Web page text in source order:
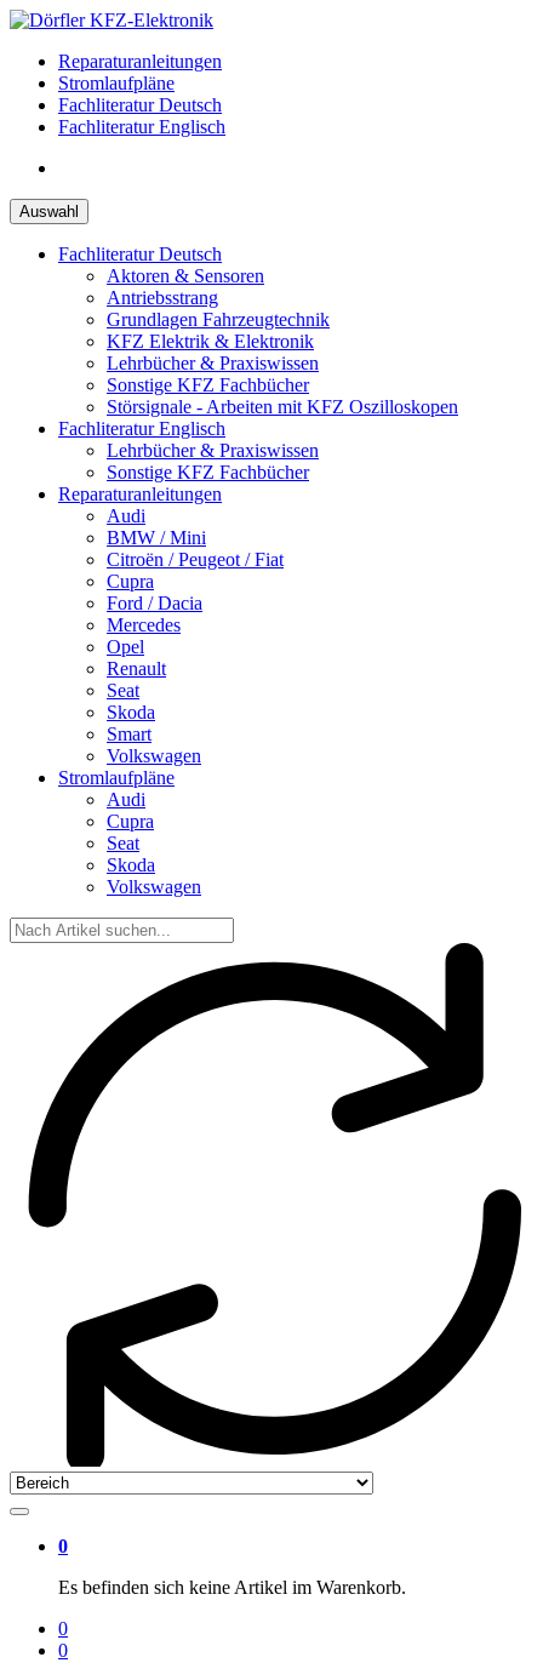
Zum
springenReparaturanleitungen
Stromlaufpläne
Fachliteratur Deutsch
Fachliteratur Englisch
Auswahl
Fachliteratur Deutsch
Aktoren & Sensoren
Antriebsstrang
Grundlagen Fahrzeugtechnik
KFZ Elektrik & Elektronik
Lehrbücher & Praxiswissen
Sonstige KFZ Fachbücher
Störsignale - Arbeiten mit KFZ Oszilloskopen
Fachliteratur Englisch
Lehrbücher & Praxiswissen
Sonstige KFZ Fachbücher
Reparaturanleitungen
Audi
BMW / Mini
Citroën / Peugeot / Fiat
Cupra
Ford / Dacia
Mercedes
Opel
Renault
Seat
Skoda
Smart
Volkswagen
Stromlaufpläne
Audi
Cupra
Seat
Skoda
Volkswagen
0
Es befinden sich keine Artikel im Warenkorb.
0
0